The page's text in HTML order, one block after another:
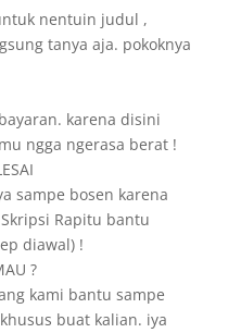
nentuin judul ,
tanya aja. pokoknya
karena disini
ngga ngerasa berat !
sampe bosen karena
Rapitu bantu
diawal) !
?
kami bantu sampe
buat kalian. iya